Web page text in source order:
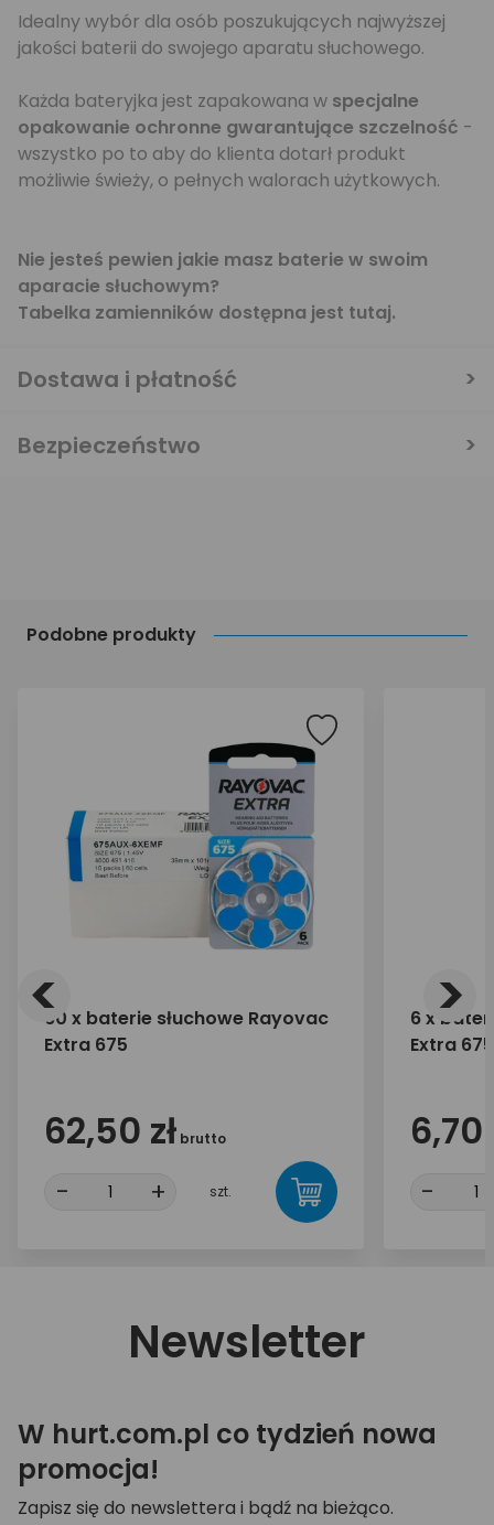
Podobne produkty
60 x baterie słuchowe Rayovac
Extra 675
62,50 zł brutto
- + szt.
6 x
Extra 675
6,70
-
< >
Idealny wybór dla osób poszukujących najwyższej
jakości baterii do swojego aparatu słuchowego.
Każda bateryjka jest zapakowana w specjalne
opakowanie ochronne gwarantujące szczelność -
wszystko po to aby do klienta dotarł produkt
możliwie świeży, o pełnych walorach użytkowych.
Nie jesteś pewien jakie masz baterie w swoim
aparacie słuchowym?
Tabelka zamienników dostępna jest tutaj.
Dostawa i płatność
Bezpieczeństwo
Newsletter
W hurt.com.pl co tydzień nowa
promocja!
Zapisz się do newslettera i bądź na bieżąco.